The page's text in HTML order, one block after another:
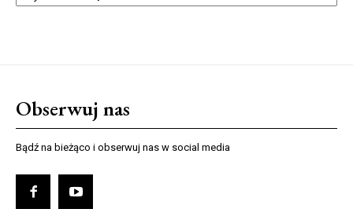
Obserwuj nas
Bądź na bieżąco i obserwuj nas w social media